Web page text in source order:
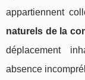
appartiennent
naturels de la
déplacement
absence